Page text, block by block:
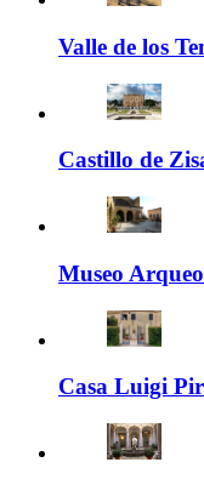
Valle de los
Castillo de
Museo
Casa Luigi